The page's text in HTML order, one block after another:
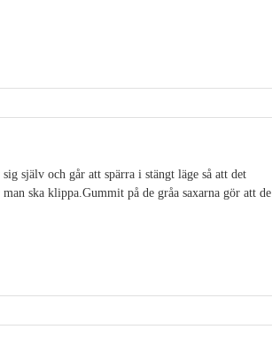
själv och går att spärra i stängt läge så att det
ska klippa.Gummit på de gråa saxarna gör att de